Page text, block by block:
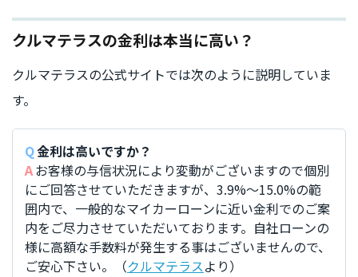
クルマテラスの金利は本当に高い？
クルマテラスの公式サイトでは次のように説明していま
す。
金利は高いですか？
お客様の与信状況により変動がございますので個別
にご回答させていただきますが、3.9%〜15.0%の範
囲内で、一般的なマイカーローンに近い金利でのご案
内をご尽力させていただいております。自社ローンの
様に高額な手数料が発生する事はございませんので、
ご安心下さい。（クルマテラスより）